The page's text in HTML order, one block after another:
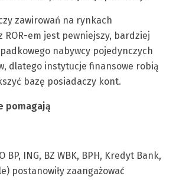
zawirowań na rynkach
em jest pewniejszy, bardziej
nabywcy pojedynczych
dlatego instytucje finansowe robią
bazę posiadaczy kont.
pomagają
BP, ING, BZ WBK, BPH, Kredyt Bank,
postanowiły zaangażować